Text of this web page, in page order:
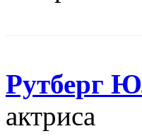
Рутберг
актриса